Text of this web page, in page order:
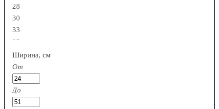
28
30
33
35
Ширина, см
От
До